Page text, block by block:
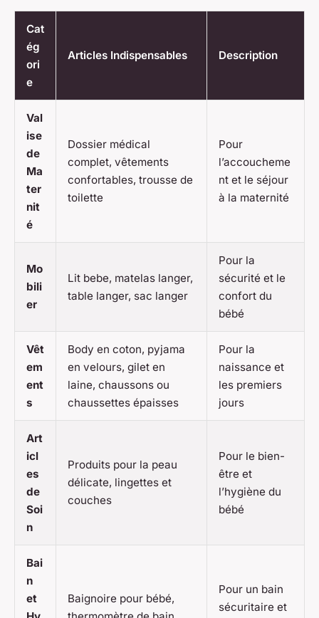
Cat
ég
ori
e
Articles Indispensables Description
Val
ise
de
Ma
ter
nit
é
Dossier médical
complet, vêtements
confortables, trousse de
toilette
Pour
l’accoucheme
nt et le séjour
à la maternité
Mo
bili
er
Lit bebe, matelas langer,
table langer, sac langer
Pour la
sécurité et le
confort du
bébé
Vêt
em
ent
s
Body en coton, pyjama
en velours, gilet en
laine, chaussons ou
chaussettes épaisses
Pour la
naissance et
les premiers
jours
Art
icl
es
de
Soi
n
Produits pour la peau
délicate, lingettes et
couches
Pour le bien-
être et
l’hygiène du
bébé
Bai
n
et
Baignoire pour bébé,
Pour un bain
sécuritaire et